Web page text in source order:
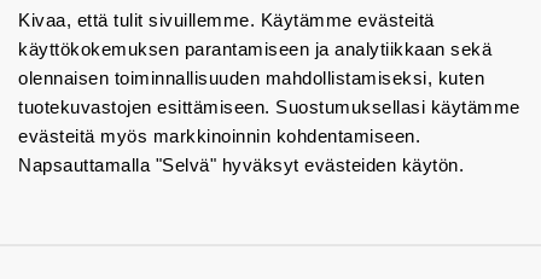
Kivaa, että tulit sivuillemme. Käytämme evästeitä
käyttökokemuksen parantamiseen ja analytiikkaan sekä
olennaisen toiminnallisuuden mahdollistamiseksi, kuten
tuotekuvastojen esittämiseen. Suostumuksellasi käytämme
evästeitä myös markkinoinnin kohdentamiseen.
Napsauttamalla "Selvä" hyväksyt evästeiden käytön.
Instagram
BIM-objektit
Yhteystiedot
Tiedotteet